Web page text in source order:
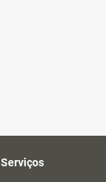
Serviços